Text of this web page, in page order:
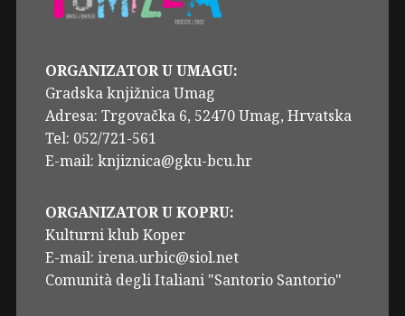
ORGANIZATOR U UMAGU:
Gradska knjižnica Umag
Adresa: Trgovačka 6, 52470 Umag, Hrvatska
Tel: 052/721-561
E-mail: knjiznica@gku-bcu.hr
ORGANIZATOR U KOPRU:
Kulturni klub Koper
E-mail: irena.urbic@siol.net
Comunità degli Italiani "Santorio Santorio"